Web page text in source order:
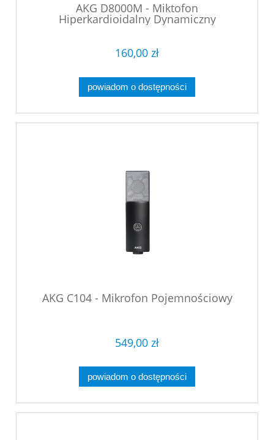
AKG D8000M - Miktofon
Hiperkardioidalny Dynamiczny
160,00 zł
powiadom o dostępności
AKG C104 - Mikrofon Pojemnościowy
549,00 zł
powiadom o dostępności